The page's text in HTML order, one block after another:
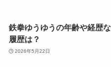
鉄拳ゆうゆうの年齢や経歴
履歴は？
2026年5月22日